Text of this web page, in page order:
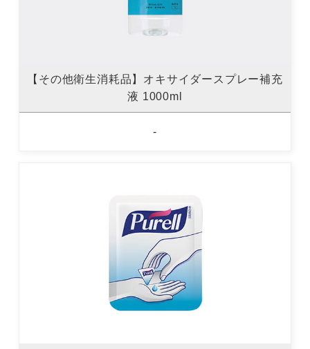
【その他衛生消耗品】オキサイダースプレー補充
液 1000ml
-